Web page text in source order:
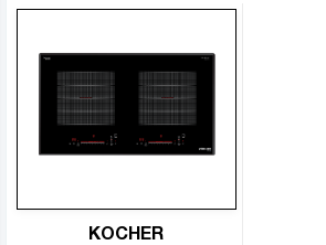
KOCHER